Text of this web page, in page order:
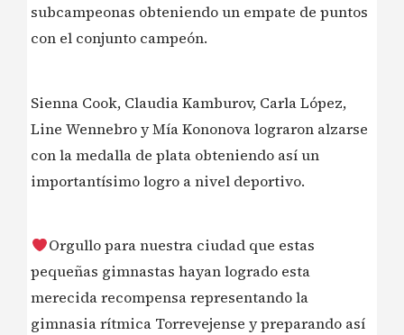
subcampeonas obteniendo un empate de puntos
con el conjunto campeón.
Sienna Cook, Claudia Kamburov, Carla López,
Line Wennebro y Mía Kononova lograron alzarse
con la medalla de plata obteniendo así un
importantísimo logro a nivel deportivo.
Orgullo para nuestra ciudad que estas
pequeñas gimnastas hayan logrado esta
merecida recompensa representando la
gimnasia rítmica Torrevejense y preparando así